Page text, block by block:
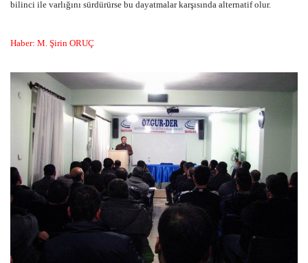
bilinci ile varlığını sürdürürse bu dayatmalar karşısında alternatif olur.
Haber: M. Şirin ORUÇ